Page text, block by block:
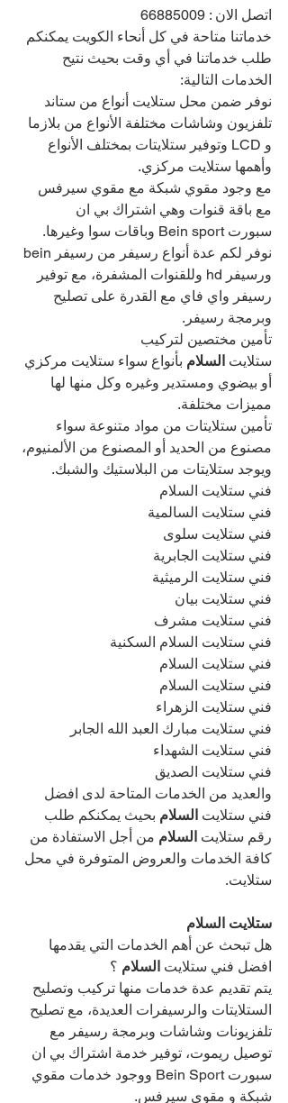
اتصل الان : 66885009
خدماتنا متاحة في كل أنحاء الكويت يمكنكم
طلب خدماتنا في أي وقت بحيث نتيح
الخدمات التالية:
نوفر ضمن محل ستلايت أنواع من ستاند
تلفزيون وشاشات مختلفة الأنواع من بلازما
و LCD وتوفير ستلايتات بمختلف الأنواع
وأهمها ستلايت مركزي.
مع وجود مقوي شبكة مع مقوي سيرفس
مع باقة قنوات وهي اشتراك بي ان
سبورت Bein sport وباقات سوا وغيرها.
ورسيفر hd وللقنوات المشفرة، مع توفير
رسيفر واي فاي مع القدرة على تصليح
وبرمجة رسيفر.
تأمين مختصين لتركيب
ستلايت السلام بأنواع سواء ستلايت مركزي
أو بيضوي ومستدير وغيره وكل منها لها
مميزات مختلفة.
تأمين ستلايتات من مواد متنوعة سواء
مصنوع من الحديد أو المصنوع من الألمنيوم،
ويوجد ستلايتات من البلاستيك والشبك.
فني ستلايت السلام
فني ستلايت السالمية
فني ستلايت سلوى
فني ستلايت الجابرية
فني ستلايت الرميثية
فني ستلايت بيان
فني ستلايت مشرف
فني ستلايت السلام السكنية
فني ستلايت السلام
فني ستلايت السلام
فني ستلايت الزهراء
فني ستلايت مبارك العبد الله الجابر
فني ستلايت الشهداء
فني ستلايت الصديق
والعديد من الخدمات المتاحة لدى افضل
فني ستلايت السلام بحيث يمكنكم طلب
رقم ستلايت السلام من أجل الاستفادة من
كافة الخدمات والعروض المتوفرة في محل
ستلايت.
ستلايت السلام
هل تبحث عن أهم الخدمات التي يقدمها
افضل فني ستلايت السلام ؟
يتم تقديم عدة خدمات منها تركيب وتصليح
الستلايتات والرسيفرات العديدة، مع تصليح
تلفزيونات وشاشات وبرمجة رسيفر مع
توصيل ريموت، توفير خدمة اشتراك بي ان
سبورت Bein Sport ووجود خدمات مقوي
شبكة و مقوي سيرفس.